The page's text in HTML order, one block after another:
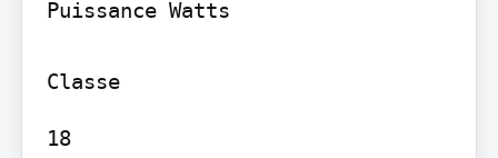
Puissance Watts
Classe
18